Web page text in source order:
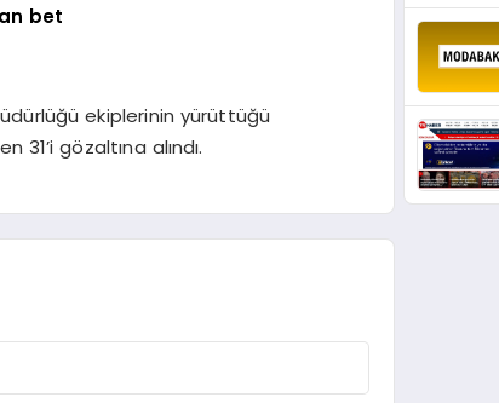
bet
ekiplerinin yürüttüğü
gözaltına alındı.